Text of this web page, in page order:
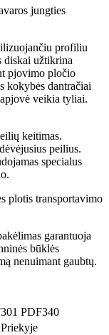
jungties
profiliu
diskai užtikrina
pjovimo pločio
kokybės dantračiai
veikia tyliai.
keitimas.
peilius.
specialus
plotis transportavimo
garantuoja
būklės
nenuimant gaubtų.
PDF340
Priekyje